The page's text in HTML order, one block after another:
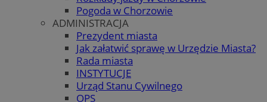
Pogoda w Chorzowie
ADMINISTRACJA
Prezydent miasta
Jak załatwić sprawę w Urzędzie Miasta?
Rada miasta
INSTYTUCJE
Urząd Stanu Cywilnego
OPS